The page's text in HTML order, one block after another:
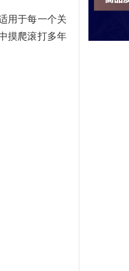
用于每一个关
摸爬滚打多年